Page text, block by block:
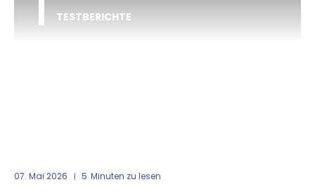
TESTBERICHTE
07. Mai 2026 5 Minuten zu lesen